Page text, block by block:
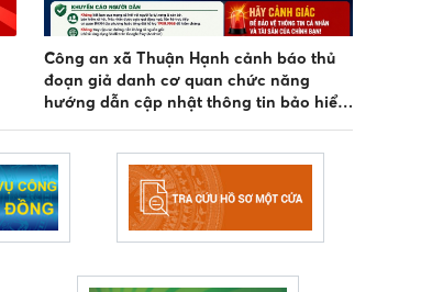
Công an xã Thuận Hạnh cảnh báo thủ
đoạn giả danh cơ quan chức năng
hướng dẫn cập nhật thông tin bảo hiểm